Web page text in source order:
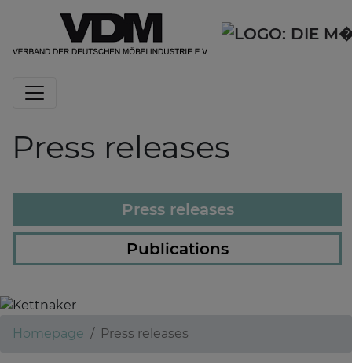
Press releases
Press releases
Publications
Homepage Press releases